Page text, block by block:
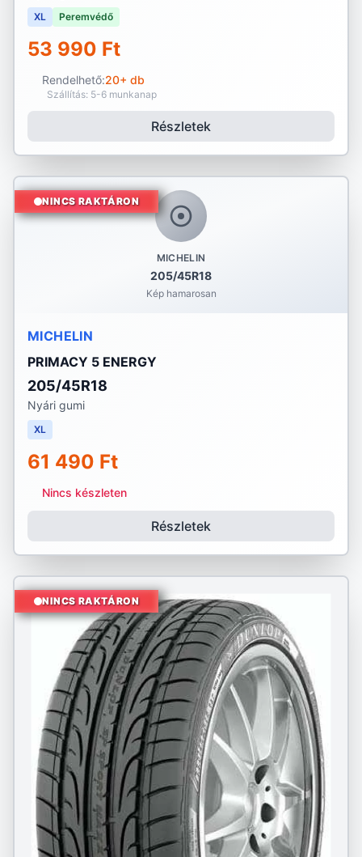
XL Peremvédő
53 990 Ft
Rendelhető:20+ db
Szállítás: 5-6 munkanap
Részletek
MICHELIN
205/45R18
Kép hamarosan
NINCS RAKTÁRON
MICHELIN
PRIMACY 5 ENERGY
205/45R18
Nyári gumi
XL
61 490 Ft
Nincs készleten
Részletek
NINCS RAKTÁRON